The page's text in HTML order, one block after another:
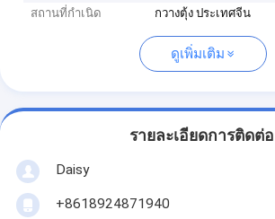
สถานที่กำเนิด
กวางตุ้ง ประเทศจีน
ดูเพิ่มเติม
รายละเอียดการติดต่อ
Daisy
+8618924871940